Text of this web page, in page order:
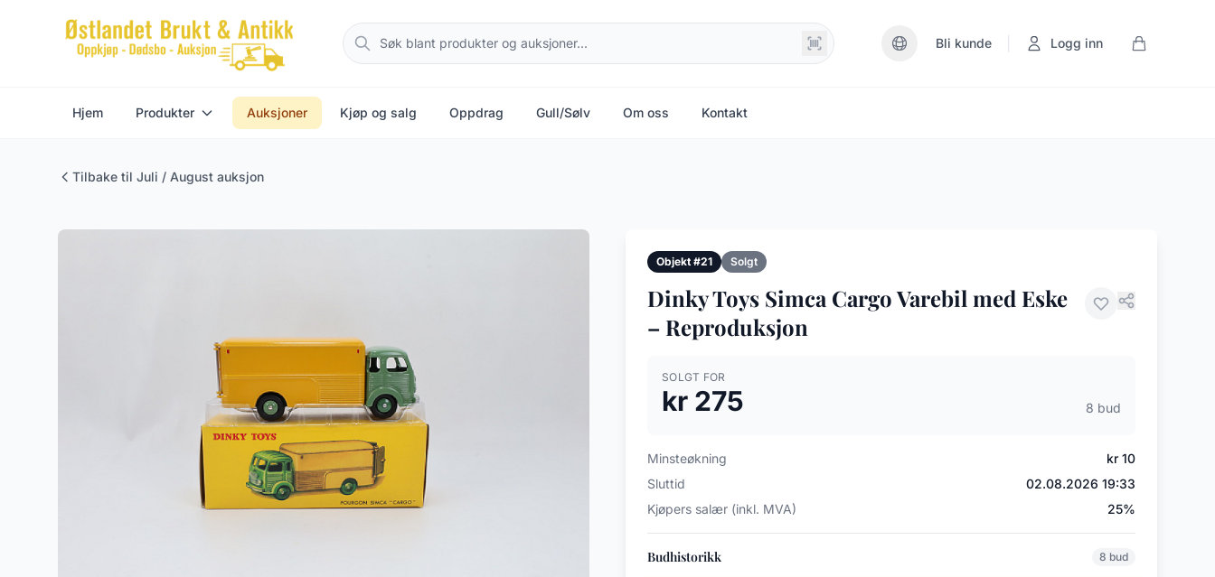
Bli kunde Logg inn
Hjem Produkter Auksjoner Kjøp og salg Oppdrag Gull/Sølv Om oss Kontakt
Tilbake til Juli / August auksjon
Objekt #21 Solgt
Dinky Toys Simca Cargo Varebil med Eske
– Reproduksjon
SOLGT FOR
kr 275 8 bud
Minsteøkning
kr 10
Sluttid
02.08.2026 19:33
Kjøpers salær (inkl. MVA)
25%
Budhistorikk 8 bud